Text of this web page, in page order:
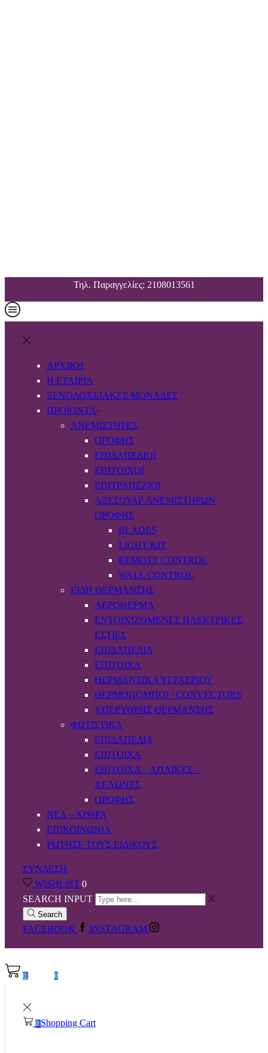
Τηλ. Παραγγελίες: 2108013561
ΑΡΧΙΚΗ
Η ΕΤΑΙΡΙΑ
ΞΕΝΟΔΟΧΕΙΑΚΕΣ ΜΟΝΑΔΕΣ
ΠΡΟΪΟΝΤΑ
ΑΝΕΜΙΣΤΉΡΕΣ
ΟΡΟΦΉΣ
ΕΠΙΔΑΠΈΔΙΟΙ
ΕΠΊΤΟΙΧΟΙ
ΕΠΙΤΡΑΠΈΖΙΟΙ
ΑΞΕΣΟΥΆΡ ΑΝΕΜΙΣΤΉΡΩΝ
ΟΡΟΦΉΣ
BLADES
LIGHT KIT
REMOTE CONTROL
WALL CONTROL
ΕΊΔΗ ΘΈΡΜΑΝΣΗΣ
ΑΕΡΌΘΕΡΜΑ
ΕΝΤΟΙΧΙΖΌΜΕΝΕΣ ΗΛΕΚΤΡΙΚΈΣ
ΕΣΤΊΕΣ
ΕΠΙΔΑΠΈΔΙΑ
ΕΠΊΤΟΙΧΑ
ΘΕΡΜΑΝΤΙΚΆ ΥΓΡΑΕΡΊΟΥ
ΘΕΡΜΟΠΟΜΠΟΊ / CONVECTORS
ΥΠΈΡΥΘΡΗΣ ΘΈΡΜΑΝΣΗΣ
ΦΩΤΙΣΤΙΚΆ
ΕΠΙΔΑΠΈΔΙΑ
ΕΠΊΤΟΙΧΑ
ΕΠΊΤΟΙΧΑ – ΑΠΛΊΚΕΣ –
ΧΕΛΏΝΕΣ
ΟΡΟΦΉΣ
ΝΕΑ – ΑΡΘΡΑ
ΕΠΙΚΟΙΝΩΝΙΑ
ΡΩΤΗΣΕ ΤΟΥΣ ΕΙΔΙΚΟΥΣ
ΣΥΝΔΕΣΗ
WISHLIST 0
SEARCH INPUT
Search
FACEBOOK INSTAGRAM
00,00 0
0 Shopping Cart